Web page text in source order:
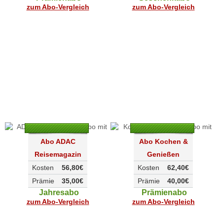
zum Abo-Vergleich zum Abo-Vergleich
Abo ADAC
Reisemagazin
56,80€
Kosten
35,00€
Prämie
Jahresabo
zum Abo-Vergleich
Abo Kochen &
Genießen
62,40€
Kosten
40,00€
Prämie
Prämienabo
zum Abo-Vergleich